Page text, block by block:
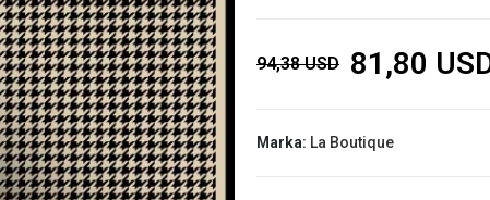
94,38 USD 81,80
Marka: La Boutique